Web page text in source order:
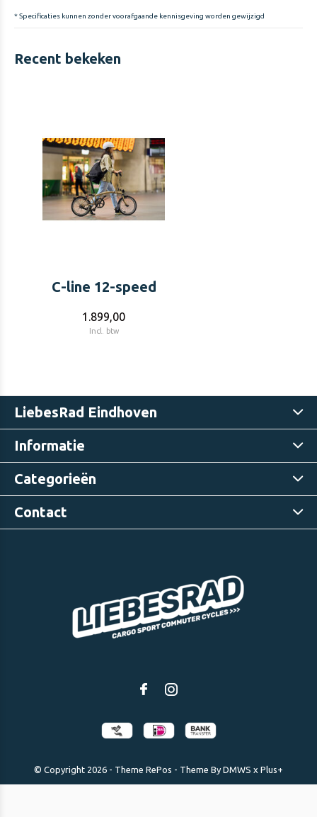
* Specificaties kunnen zonder voorafgaande kennisgeving worden gewijzigd
Recent bekeken
C-line 12-speed
1.899,00
Incl. btw
LiebesRad Eindhoven
Informatie
Categorieën
Contact
© Copyright 2026 - Theme RePos - Theme By DMWS x Plus+